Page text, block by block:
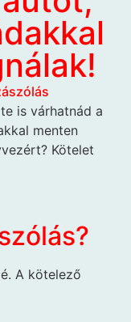
is várhatnád a
menten
Kötelet
A kötelező